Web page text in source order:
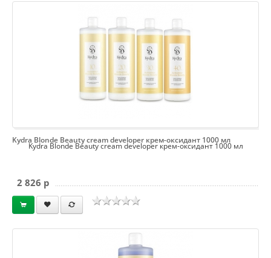
Kydra Blonde Beauty cream developer крем-оксидант 1000 мл
Kydra Blonde Beauty cream developer крем-оксидант 1000 мл
2 826 p